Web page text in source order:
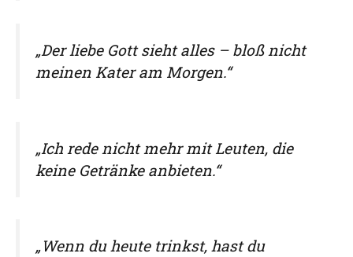
„Der liebe Gott sieht alles – bloß nicht
meinen Kater am Morgen.“
„Ich rede nicht mehr mit Leuten, die
keine Getränke anbieten.“
„Wenn du heute trinkst, hast du